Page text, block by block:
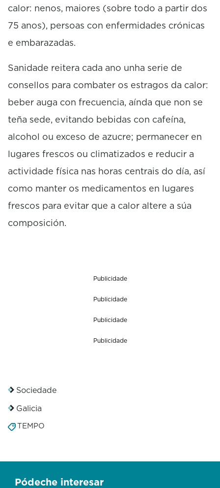
calor: nenos, maiores (sobre todo a partir dos
75 anos), persoas con enfermidades crónicas
e embarazadas.
Sanidade reitera cada ano unha serie de
consellos para combater os estragos da calor:
beber auga con frecuencia, aínda que non se
teña sede, evitando bebidas con cafeína,
alcohol ou exceso de azucre; permanecer en
lugares frescos ou climatizados e reducir a
actividade física nas horas centrais do día, así
como manter os medicamentos en lugares
frescos para evitar que a calor altere a súa
composición.
Publicidade
Publicidade
Publicidade
Publicidade
Sociedade
Galicia
TEMPO
Pódeche interesar